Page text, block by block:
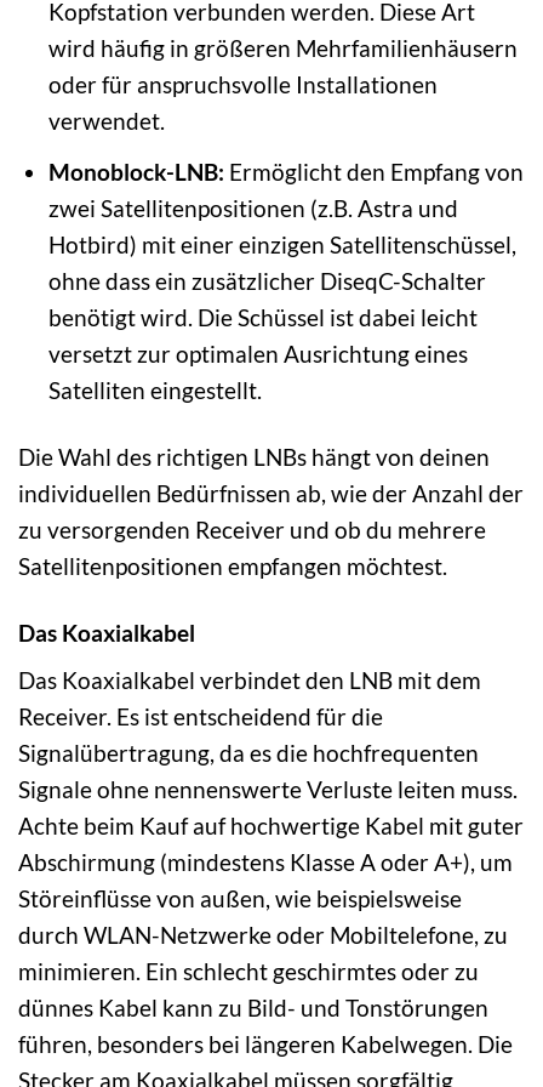
Kopfstation verbunden werden. Diese Art
wird häufig in größeren Mehrfamilienhäusern
oder für anspruchsvolle Installationen
verwendet.
Monoblock-LNB: Ermöglicht den Empfang von
zwei Satellitenpositionen (z.B. Astra und
Hotbird) mit einer einzigen Satellitenschüssel,
ohne dass ein zusätzlicher DiseqC-Schalter
benötigt wird. Die Schüssel ist dabei leicht
versetzt zur optimalen Ausrichtung eines
Satelliten eingestellt.
Die Wahl des richtigen LNBs hängt von deinen
individuellen Bedürfnissen ab, wie der Anzahl der
zu versorgenden Receiver und ob du mehrere
Satellitenpositionen empfangen möchtest.
Das Koaxialkabel
Das Koaxialkabel verbindet den LNB mit dem
Receiver. Es ist entscheidend für die
Signalübertragung, da es die hochfrequenten
Signale ohne nennenswerte Verluste leiten muss.
Achte beim Kauf auf hochwertige Kabel mit guter
Abschirmung (mindestens Klasse A oder A+), um
Störeinflüsse von außen, wie beispielsweise
durch WLAN-Netzwerke oder Mobiltelefone, zu
minimieren. Ein schlecht geschirmtes oder zu
dünnes Kabel kann zu Bild- und Tonstörungen
führen, besonders bei längeren Kabelwegen. Die
Stecker am Koaxialkabel müssen sorgfältig